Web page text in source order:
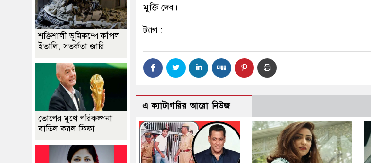
মুক্তি দেব।
ট্যাগ :
এ ক্যাটাগরির আরো নিউজ
শক্তিশালী ভূমিকম্পে কাঁপল
ইতালি, সতর্কতা জারি
তোপের মুখে পরিকল্পনা
বাতিল করল ফিফা